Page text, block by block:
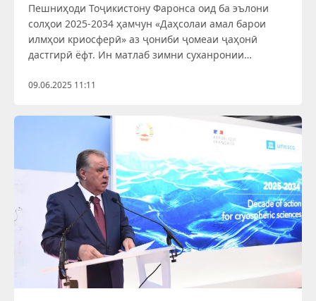
Пешниҳоди Тоҷикистону Фаронса оид ба эълони
солҳои 2025-2034 ҳамчун «Даҳсолаи амал барои
илмҳои криосферӣ» аз ҷониби ҷомеаи ҷаҳонӣ
дастгирӣ ёфт. Ин матлаб зимни суханронии
Эмомалӣ Раҳмон дар чорабинии сатҳи баланди
09.06.2025 11:11